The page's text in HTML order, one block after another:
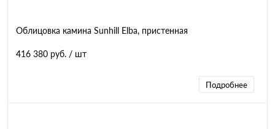
Облицовка камина Sunhill Elba, пристенная
416 380 руб. / шт
Подробнее